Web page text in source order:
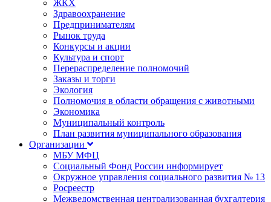
ЖКХ
Здравоохранение
Предпринимателям
Рынок труда
Конкурсы и акции
Культура и спорт
Перераспределение полномочий
Заказы и торги
Экология
Полномочия в области обращения с животными
Экономика
Муниципальный контроль
План развития муниципального образования
Организации
МБУ МФЦ
Социальный Фонд России информирует
Окружное управления социального развития № 13
Росреестр
Межведомственная централизованная бухгалтерия